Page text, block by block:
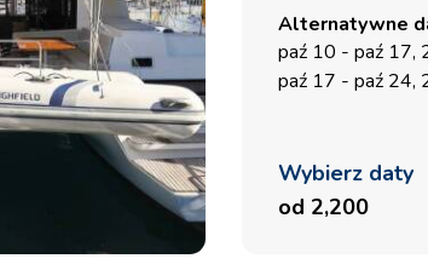
Alternatywne
paź 10 - paź 17,
paź 17 - paź 24,
Wybierz daty
od 2,200